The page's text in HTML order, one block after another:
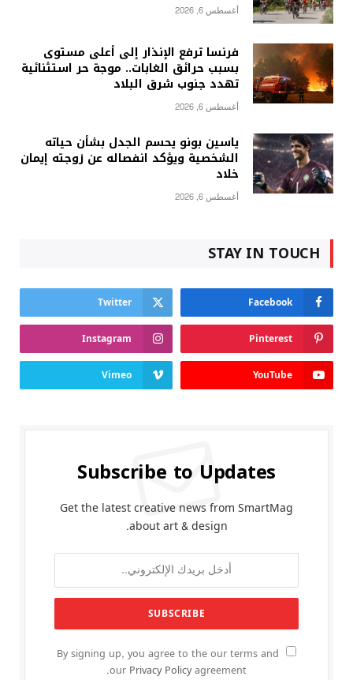
أغسطس 6, 2026
فرنسا ترفع الإنذار إلى أعلى مستوى
بسبب حرائق الغابات.. موجة حر استثنائية
تهدد جنوب شرق البلاد
أغسطس 6, 2026
ياسين بونو يحسم الجدل بشأن حياته
الشخصية ويؤكد انفصاله عن زوجته إيمان
خلاد
أغسطس 6, 2026
STAY IN TOUCH
Facebook
Twitter
Pinterest
Instagram
YouTube
Vimeo
Subscribe to Updates
Get the latest creative news from SmartMag
about art & design.
By signing up, you agree to the our terms and
our Privacy Policyagreement.